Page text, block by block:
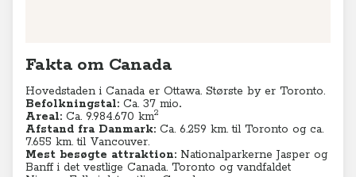
Fakta om Canada
Hovedstaden i Canada er Ottawa. Største by er Toronto.
Befolkningstal: Ca. 37 mio.
Areal: Ca. 9.984.670 km2
Afstand fra Danmark: Ca. 6.259 km. til Toronto og ca.
7.655 km. til Vancouver.
Mest besøgte attraktion: Nationalparkerne Jasper og
Banff i det vestlige Canada. Toronto og vandfaldet